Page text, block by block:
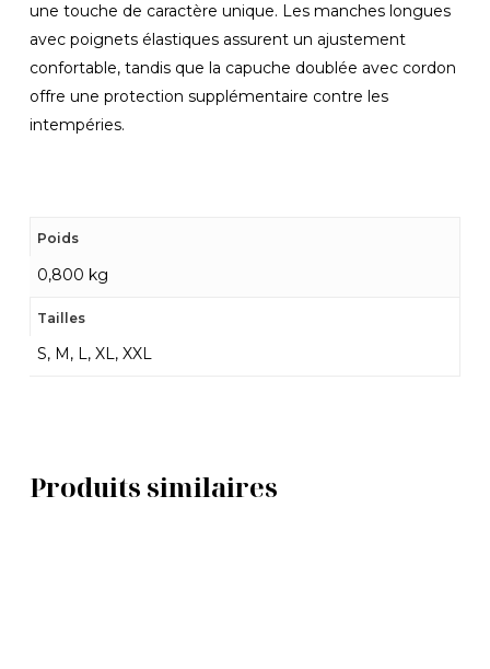
une touche de caractère unique. Les manches longues
avec poignets élastiques assurent un ajustement
confortable, tandis que la capuche doublée avec cordon
offre une protection supplémentaire contre les
intempéries.
Poids
0,800 kg
Tailles
S, M, L, XL, XXL
Produits similaires